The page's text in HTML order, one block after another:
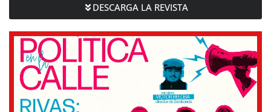
DESCARGA LA REVISTA